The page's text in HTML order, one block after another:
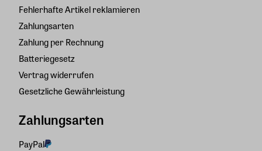
Fehlerhafte Artikel reklamieren
Zahlungsarten
Zahlung per Rechnung
Batteriegesetz
Vertrag widerrufen
Gesetzliche Gewährleistung
Zahlungsarten
PayPal